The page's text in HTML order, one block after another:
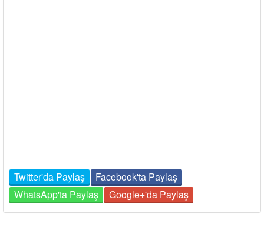
Twitter'da Paylaş
Facebook'ta Paylaş
WhatsApp'ta Paylaş
Google+'da Paylaş